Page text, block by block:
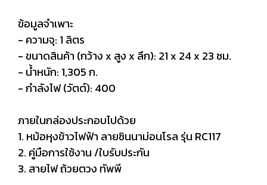
ข้อมูลจำเพาะ
- ความจุ: 1 ลิตร
- ขนาดสินค้า (กว้าง x สูง x ลึก): 21 x 24 x 23 ซม.
- น้ำหนัก: 1,305 ก.
- กำลังไฟ (วัตต์): 400
ภายในกล่องประกอบไปด้วย
1. หม้อหุงข้าวไฟฟ้า ลายซินนาม่อนโรล รุ่น RC117
2. คู่มือการใช้งาน /ใบรับประกัน
3. สายไฟ ถ้วยตวง ทัพพี